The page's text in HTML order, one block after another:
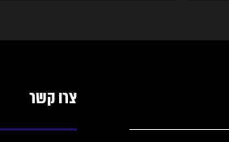
צרו קשר